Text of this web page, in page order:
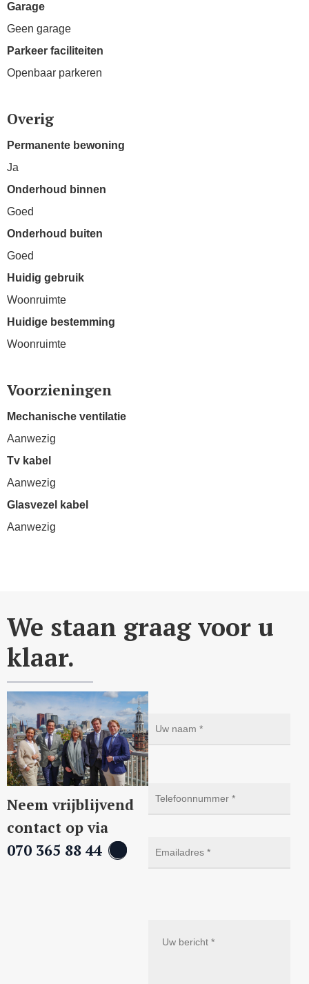
Garage
Geen garage
Parkeer faciliteiten
Openbaar parkeren
Overig
Permanente bewoning
Ja
Onderhoud binnen
Goed
Onderhoud buiten
Goed
Huidig gebruik
Woonruimte
Huidige bestemming
Woonruimte
Voorzieningen
Mechanische ventilatie
Aanwezig
Tv kabel
Aanwezig
Glasvezel kabel
Aanwezig
We staan graag voor u
klaar.
Neem vrijblijvend
contact op via
070 365 88 44